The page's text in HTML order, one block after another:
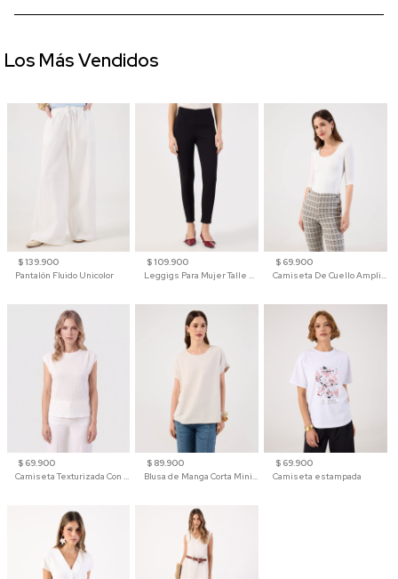
$ 139.900
Pantalón Fluido Unicolor
$ 109.900
$ 69.900
$ 69.900
Camiseta Texturizada Con Hombro Caído Para Mujer
$ 89.900
Blusa de Manga Corta Minimalista para Mujer
$ 69.900
Camiseta estampada
Los Más Vendidos